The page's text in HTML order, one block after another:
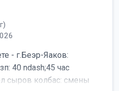
- г.Беэр-Яаков:
40 ndash;45 час
сыров колбас: смены